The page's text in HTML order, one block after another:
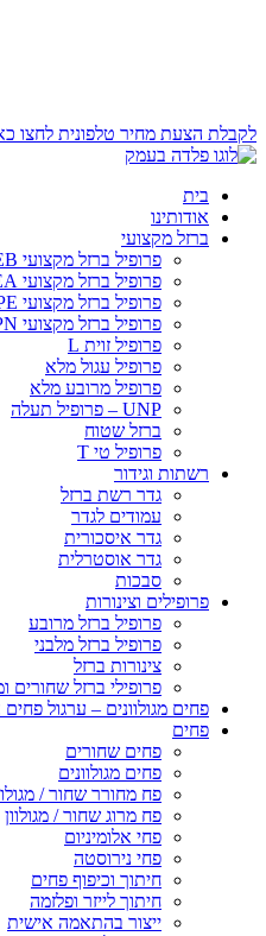
לקבלת הצעת מחיר טלפונית לחצו
בית
אודותינו
ברזל מקצועי
פרופיל ברזל מקצועי HEB
פרופיל ברזל מקצועי HEA
פרופיל ברזל מקצועי IPE
פרופיל ברזל מקצועי IPN
פרופיל זוית L
פרופיל עגול מלא
פרופיל מרובע מלא
UNP – פרופיל תעלה
ברזל שטוח
פרופיל טי T
רשתות וגידור
גדר רשת ברזל
עמודים לגדר
גדר איסכורית
גדר אוסטרלית
סבכות
פרופילים וצינורות
פרופיל ברזל מרובע
פרופיל ברזל מלבני
צינורות ברזל
פרופילי ברזל שחורים
פחים מגולוונים – ערגול פחים
פחים
פחים שחורים
פחים מגולוונים
פח מחורר שחור /
פח מרוג שחור / מגולוון
פחי אלומיניום
פחי נירוסטה
חיתוך וכיפוף פחים
חיתוך לייזר ופלזמה
ייצור בהתאמה אישית